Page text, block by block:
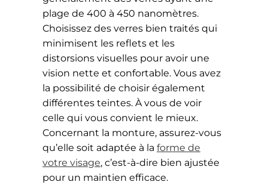
plage de 400 à 450 nanomètres.
Choisissez des verres bien traités qui
minimisent les reflets et les
distorsions visuelles pour avoir une
vision nette et confortable. Vous avez
la possibilité de choisir également
différentes teintes. À vous de voir
celle qui vous convient le mieux.
Concernant la monture, assurez-vous
qu’elle soit adaptée à la forme de
votre visage, c’est-à-dire bien ajustée
pour un maintien efficace.